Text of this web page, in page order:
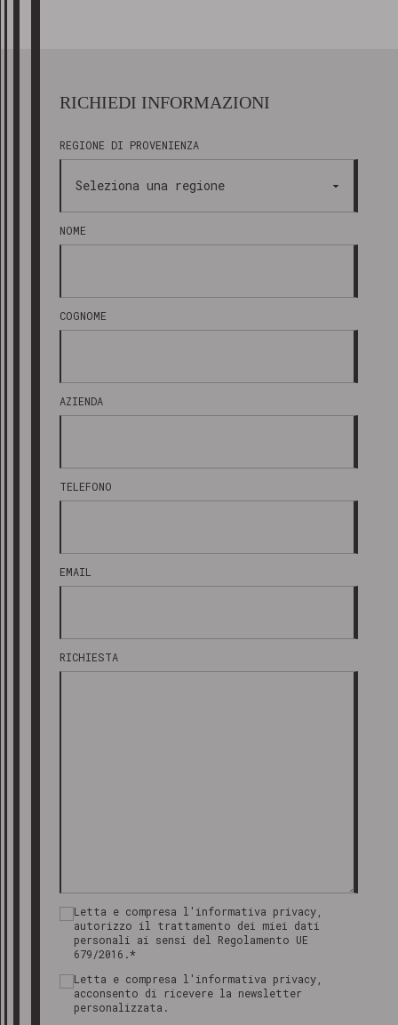
RICHIEDI INFORMAZIONI
REGIONE DI PROVENIENZA
NOME
COGNOME
AZIENDA
TELEFONO
EMAIL
RICHIESTA
Letta e compresa l'informativa privacy,
autorizzo il trattamento dei miei dati
personali ai sensi del Regolamento UE
679/2016.*
Letta e compresa l'informativa privacy,
acconsento di ricevere la newsletter
personalizzata.